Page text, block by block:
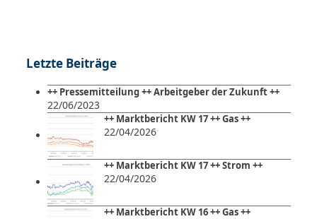
Letzte Beiträge
++ Pressemitteilung ++ Arbeitgeber der Zukunft ++
22/06/2023
++ Marktbericht KW 17 ++ Gas ++
22/04/2026
++ Marktbericht KW 17 ++ Strom ++
22/04/2026
++ Marktbericht KW 16 ++ Gas ++